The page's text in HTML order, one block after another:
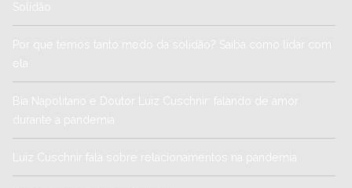
Solidão
Por que temos tanto medo da solidão? Saiba como lidar com
ela
Bia Napolitano e Doutor Luiz Cuschnir: falando de amor
durante a pandemia
Luiz Cuschnir fala sobre relacionamentos na pandemia